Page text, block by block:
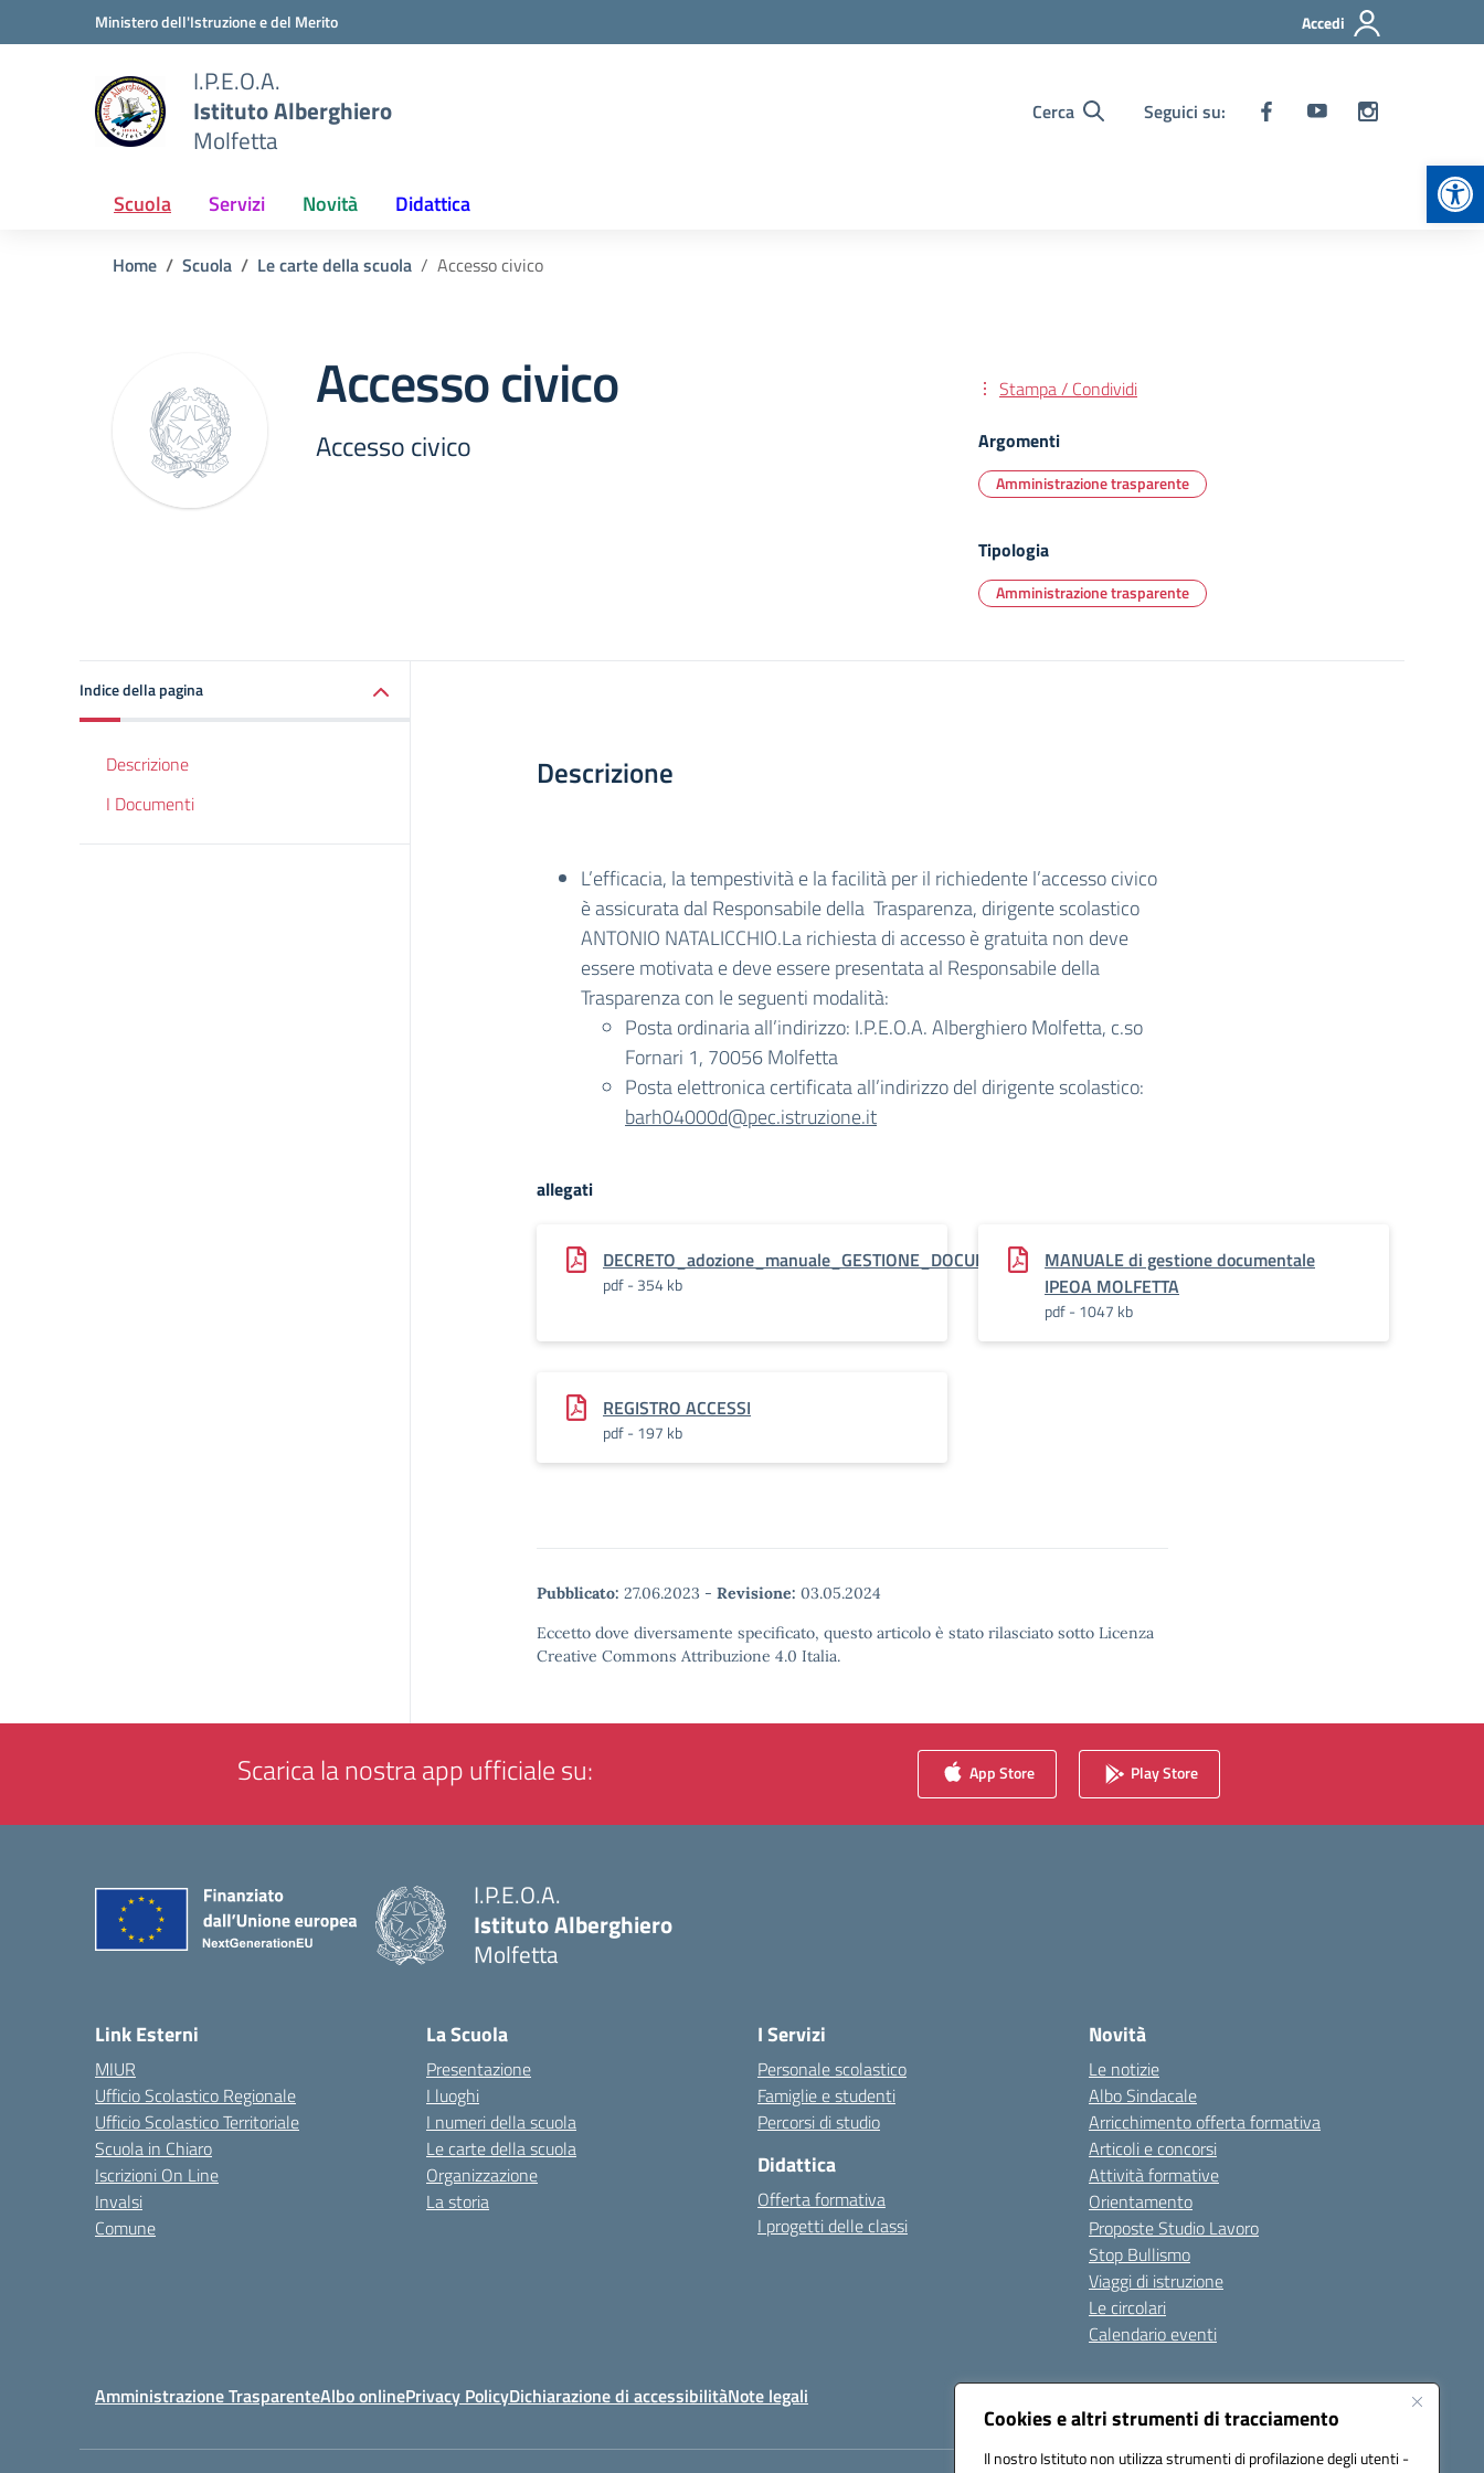
Cookies e altri strumenti di tracciamento
Il nostro Istituto non utilizza strumenti di profilazione degli utenti -
Vai ai contenuti
Vai al menu di navigazioneMinistero dell'Istruzione e del Merito Accedi
I.P.E.O.A.
Istituto Alberghiero
Molfetta
Cerca Seguici su:
Scuola Servizi Novità Didattica
Home Scuola Le carte della scuola Accesso civico
Accesso civico
Accesso civico
Stampa / Condividi
Argomenti
Amministrazione trasparente
Tipologia
Amministrazione trasparente
Indice della pagina
Descrizione
I Documenti
Descrizione
L’efficacia, la tempestività e la facilità per il richiedente l’accesso civico
è assicurata dal Responsabile della Trasparenza, dirigente scolastico
ANTONIO NATALICCHIO.La richiesta di accesso è gratuita non deve
essere motivata e deve essere presentata al Responsabile della
Trasparenza con le seguenti modalità:
Posta ordinaria all’indirizzo: I.P.E.O.A. Alberghiero Molfetta, c.so
Fornari 1, 70056 Molfetta
Posta elettronica certificata all’indirizzo del dirigente scolastico:
barh04000d@pec.istruzione.it
allegati
DECRETO_adozione_manuale_GESTIONE_DOCUMENTALE
pdf - 354 kb
MANUALE di gestione documentale
IPEOA MOLFETTA
pdf - 1047 kb
REGISTRO ACCESSI
pdf - 197 kb
Pubblicato: 27.06.2023 - Revisione: 03.05.2024
Eccetto dove diversamente specificato, questo articolo è stato rilasciato sotto Licenza
Creative Commons Attribuzione 4.0 Italia.
Scarica la nostra app ufficiale su: App Store Play Store
I.P.E.O.A.
Istituto Alberghiero
Molfetta
Link Esterni
MIUR
Ufficio Scolastico Regionale
Ufficio Scolastico Territoriale
Scuola in Chiaro
Iscrizioni On Line
Invalsi
Comune
La Scuola
Presentazione
I luoghi
I numeri della scuola
Le carte della scuola
Organizzazione
La storia
I Servizi
Personale scolastico
Famiglie e studenti
Percorsi di studio
Didattica
Offerta formativa
I progetti delle classi
Novità
Le notizie
Albo Sindacale
Arricchimento offerta formativa
Articoli e concorsi
Attività formative
Orientamento
Proposte Studio Lavoro
Stop Bullismo
Viaggi di istruzione
Le circolari
Calendario eventi
Amministrazione TrasparenteAlbo onlinePrivacy PolicyDichiarazione di accessibilitàNote legali Seguici su: